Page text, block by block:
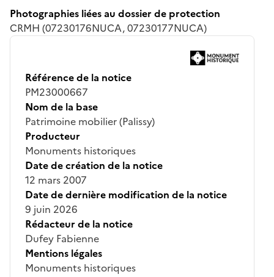
Photographies liées au dossier de protection
CRMH (07230176NUCA, 07230177NUCA)
Référence de la notice
PM23000667
Nom de la base
Patrimoine mobilier (Palissy)
Producteur
Monuments historiques
Date de création de la notice
12 mars 2007
Date de dernière modification de la notice
9 juin 2026
Rédacteur de la notice
Dufey Fabienne
Mentions légales
Monuments historiques